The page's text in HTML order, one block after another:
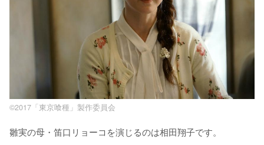
©2017「東京喰種」製作委員会
雛実の母・笛口リョーコを演じるのは相田翔子です。